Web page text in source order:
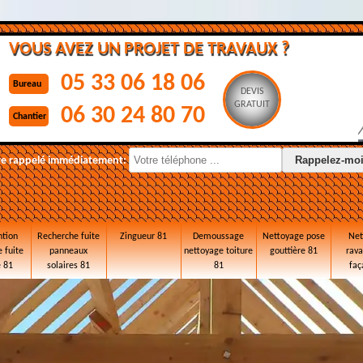
VOUS AVEZ UN PROJET DE TRAVAUX ?
Bureau 05 33 06 18 06
Chantier 06 30 24 80 70
DEVIS
GRATUIT
rappelé immédiatement:
fuite
81
Recherche fuite
panneaux
solaires 81
Zingueur 81
Demoussage
nettoyage toiture
81
Nettoyage pose
gouttière 81